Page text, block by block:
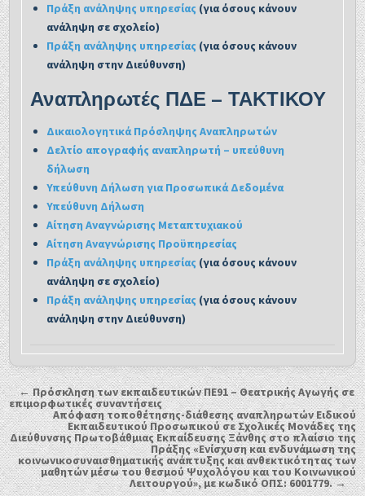
Πράξη ανάληψης υπηρεσίας (για όσους κάνουν
ανάληψη σε σχολείο)
Πράξη ανάληψης υπηρεσίας (για όσους κάνουν
ανάληψη στην Διεύθυνση)
Αναπληρωτές ΠΔΕ – ΤΑΚΤΙΚΟΥ
Δικαιολογητικά Πρόσληψης Αναπληρωτών
Δελτίο απογραφής αναπληρωτή – υπεύθυνη
δήλωση
Υπεύθυνη Δήλωση για Προσωπικά Δεδομένα
Υπεύθυνη Δήλωση
Αίτηση Αναγνώρισης Μεταπτυχιακού
Αίτηση Αναγνώρισης Προϋπηρεσίας
Πράξη ανάληψης υπηρεσίας (για όσους κάνουν
ανάληψη σε σχολείο)
Πράξη ανάληψης υπηρεσίας (για όσους κάνουν
ανάληψη στην Διεύθυνση)
← Πρόσκληση των εκπαιδευτικών ΠΕ91 – Θεατρικής Αγωγής σε
επιμορφωτικές συναντήσεις
Απόφαση τοποθέτησης-διάθεσης αναπληρωτών Ειδικού
Εκπαιδευτικού Προσωπικού σε Σχολικές Μονάδες της
Διεύθυνσης Πρωτοβάθμιας Εκπαίδευσης Ξάνθης στο πλαίσιο της
Πράξης «Ενίσχυση και ενδυνάμωση της
κοινωνικοσυναισθηματικής ανάπτυξης και ανθεκτικότητας των
μαθητών μέσω του θεσμού Ψυχολόγου και του Κοινωνικού
Λειτουργού», με κωδικό ΟΠΣ: 6001779. →